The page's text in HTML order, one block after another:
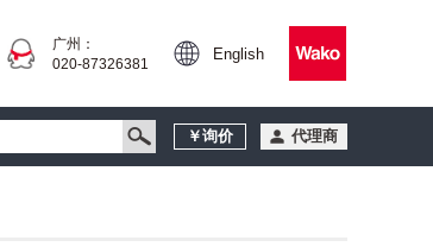
广州：
020-87326381
English
￥询价 代理商